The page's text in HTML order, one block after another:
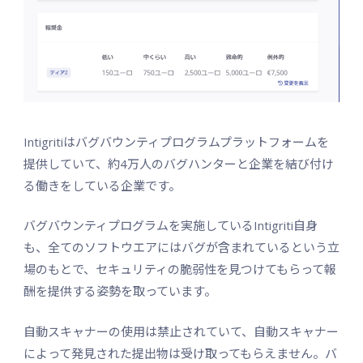
Intigritiはバグバウンティプログラムプラットフォームを
提供していて、約4万人のバグハンターと企業を結び付け
る働きをしている企業です。
バグバウンティプログラムを実施しているIntigriti自身
も、全てのソフトウエアにはバグが含まれているという立
場のもとで、セキュリティの脆弱性を見つけてもらって報
酬を提供する姿勢を取っています。
自動スキャナーの使用は禁止されていて、自動スキャナー
によって発見された提出物は受け取ってもらえません。バ